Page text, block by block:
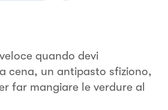
quando devi
cena, un antipasto sfiziono,
far mangiare le verdure al